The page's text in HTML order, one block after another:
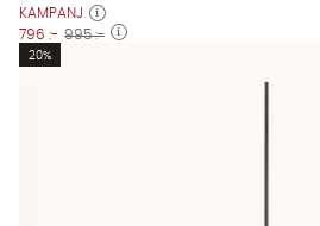
KAMPANJ
796 :- 995 :-
20%